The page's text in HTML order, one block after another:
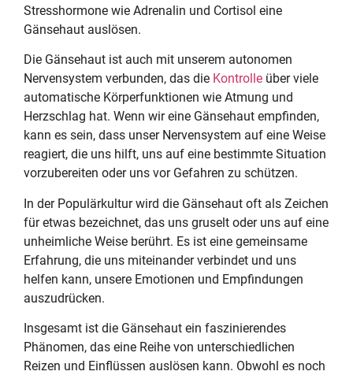
Stresshormone wie Adrenalin und Cortisol eine
Gänsehaut auslösen.
Die Gänsehaut ist auch mit unserem autonomen
Nervensystem verbunden, das die Kontrolle über viele
automatische Körperfunktionen wie Atmung und
Herzschlag hat. Wenn wir eine Gänsehaut empfinden,
kann es sein, dass unser Nervensystem auf eine Weise
reagiert, die uns hilft, uns auf eine bestimmte Situation
vorzubereiten oder uns vor Gefahren zu schützen.
In der Populärkultur wird die Gänsehaut oft als Zeichen
für etwas bezeichnet, das uns gruselt oder uns auf eine
unheimliche Weise berührt. Es ist eine gemeinsame
Erfahrung, die uns miteinander verbindet und uns
helfen kann, unsere Emotionen und Empfindungen
auszudrücken.
Insgesamt ist die Gänsehaut ein faszinierendes
Phänomen, das eine Reihe von unterschiedlichen
Reizen und Einflüssen auslösen kann. Obwohl es noch